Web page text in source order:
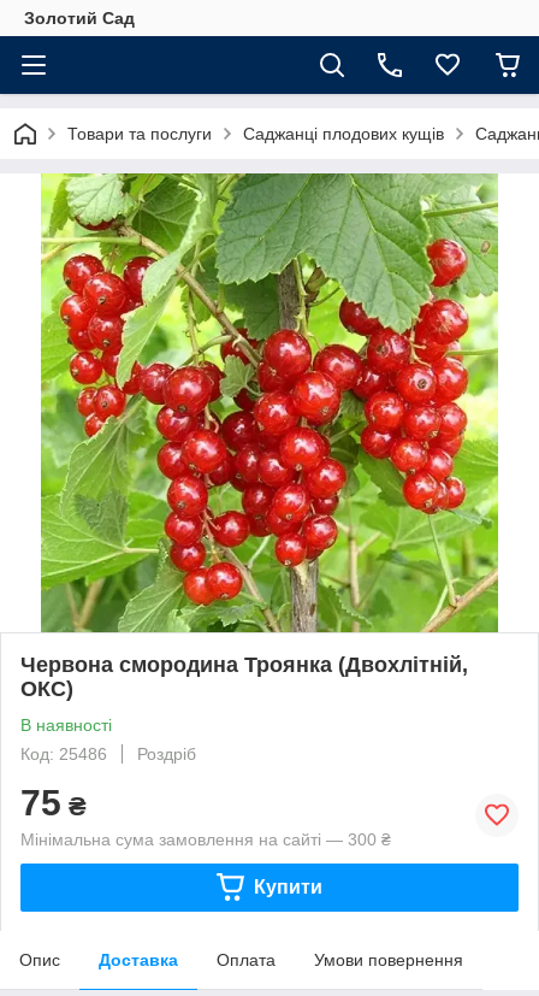
Золотий Сад
Товари та послуги Саджанці плодових кущів
Червона смородина Троянка (Двохлітній,
ОКС)
В наявності
Код: 25486
Роздріб
75 ₴
Мінімальна сума замовлення на сайті — 300 ₴
Купити
Опис Доставка Оплата Умови повернення